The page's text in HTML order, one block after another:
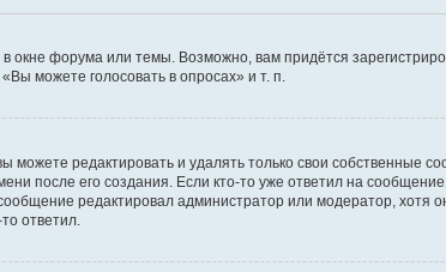
форума или темы. Возможно, вам придётся
можете голосовать в опросах» и т. п.
редактировать и удалять только свои собственные
после его создания. Если кто-то уже ответил на
редактировал администратор или модератор, хотя
ответил.